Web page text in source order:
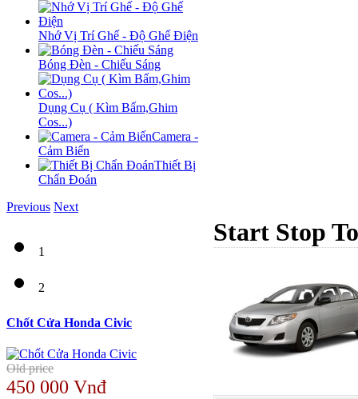
Nhớ Vị Trí Ghế - Độ Ghế Điện
Bóng Đèn - Chiếu Sáng
Dụng Cụ ( Kìm Bấm,Ghim
Cos...)
Camera -
Cảm Biến
Thiết Bị
Chẩn Đoán
Start Stop
Previous Next
1
2
Chốt Cửa Honda Civic
Old price
450 000 Vnđ